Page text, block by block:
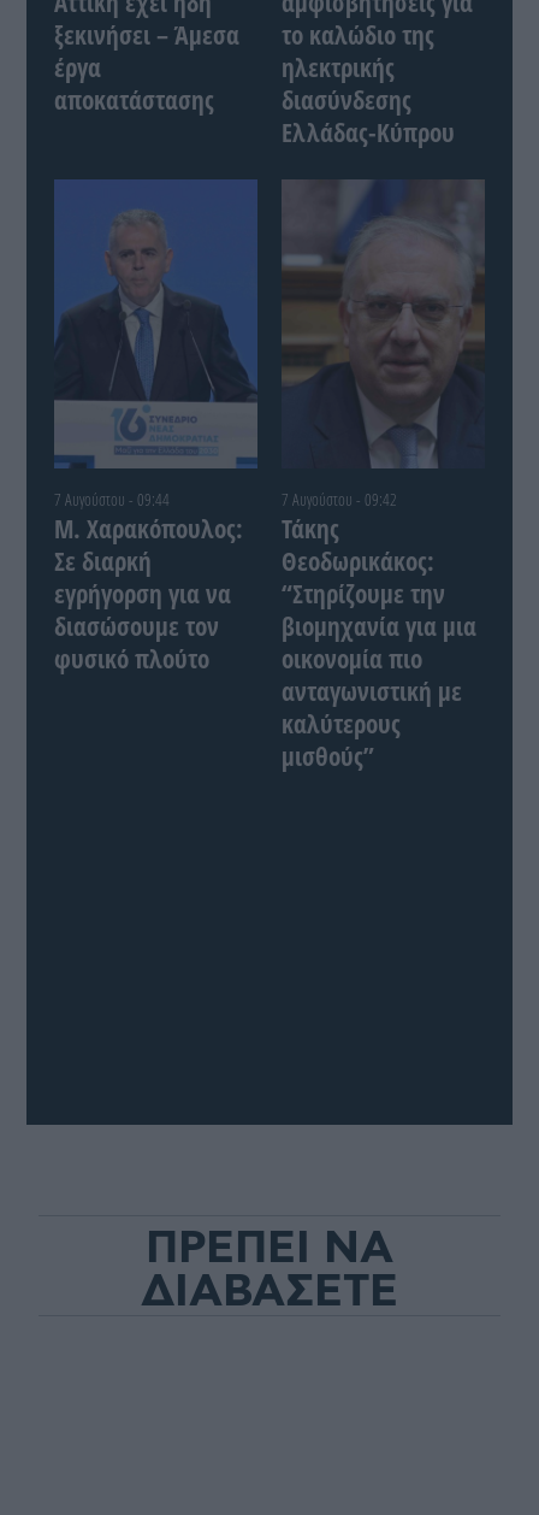
ξεκινήσει – Άμεσα
έργα
αποκατάστασης
το καλώδιο της
ηλεκτρικής
διασύνδεσης
Ελλάδας-Κύπρου
7 Αυγούστου - 09:44
Μ. Χαρακόπουλος:
Σε διαρκή
εγρήγορση για να
διασώσουμε τον
φυσικό πλούτο
7 Αυγούστου - 09:42
Τάκης
Θεοδωρικάκος:
“Στηρίζουμε την
βιομηχανία για μια
οικονομία πιο
ανταγωνιστική με
καλύτερους
μισθούς”
ΠΡΕΠΕΙ ΝΑ
ΔΙΑΒΑΣΕΤΕ